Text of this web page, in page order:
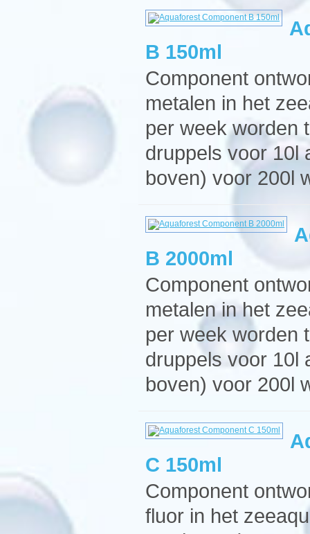
B 150ml
Component
metalen in het
per week worden
druppels voor 10l
boven) voor 200l
B 2000ml
Component
metalen in het
per week worden
druppels voor 10l
boven) voor 200l
C 150ml
Component
fluor in het